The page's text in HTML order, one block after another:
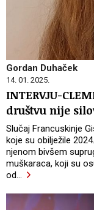
Gordan Duhaček
14. 01. 2025.
INTERVJU-
društvu nije
Slučaj Francuskinje
koje su obilježile
njenom bivšem
muškaraca, koji su
od…